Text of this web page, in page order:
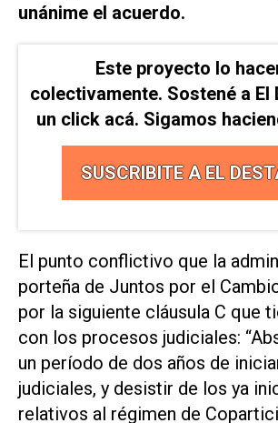
unánime el acuerdo.
Este proyecto lo
colectivamente. Sostené a El
un click acá. Sigamos
SUSCRIBITE A EL
El punto conflictivo que la
porteña de Juntos por el
por la siguiente cláusula C que
con los procesos judiciales:
un período de dos años de
judiciales, y desistir de los ya
relativos al régimen de